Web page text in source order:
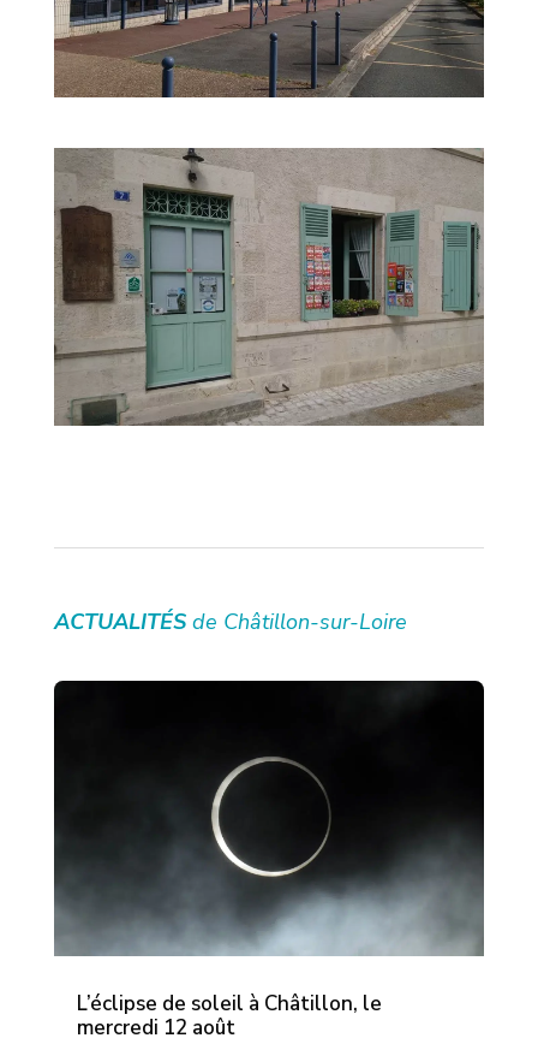
ACTUALITÉS de Châtillon-sur-Loire
L’éclipse de soleil à Châtillon, le
mercredi 12 août